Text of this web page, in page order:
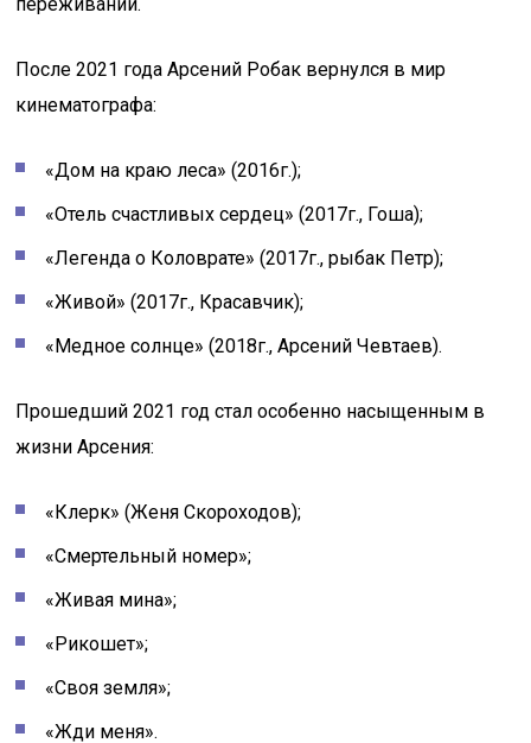
После 2021 года Арсений Робак вернулся в мир
кинематографа:
«Дом на краю леса» (2016г.);
«Отель счастливых сердец» (2017г., Гоша);
«Легенда о Коловрате» (2017г., рыбак Петр);
«Живой» (2017г., Красавчик);
«Медное солнце» (2018г., Арсений Чевтаев).
Прошедший 2021 год стал особенно насыщенным в
жизни Арсения:
«Клерк» (Женя Скороходов);
«Смертельный номер»;
«Живая мина»;
«Рикошет»;
«Своя земля»;
«Жди меня».